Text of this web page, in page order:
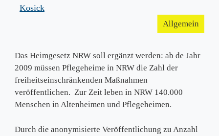
Kosick
Allgemein
Das Heimgesetz NRW soll ergänzt werden: ab de Jahr
2009 müssen Pflegeheime in NRW die Zahl der
freiheitseinschränkenden Maßnahmen
veröffentlichen. Zur Zeit leben in NRW 140.000
Menschen in Altenheimen und Pflegeheimen.
Durch die anonymisierte Veröffentlichung zu Anzahl